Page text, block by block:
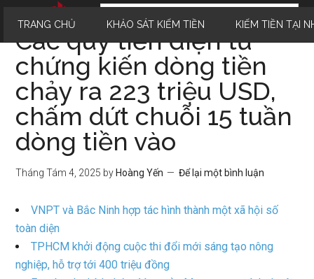
TRANG CHỦ KHẢO SÁT KIẾM TIỀN KIẾM TIỀN TẠI
Các quỹ tiền điện tử
chứng kiến dòng tiền
chảy ra 223 triệu USD,
chấm dứt chuỗi 15 tuần
dòng tiền vào
Tháng Tám 4, 2025 by Hoàng Yến Để lại một bình luận
VNPT và Bắc Ninh hợp tác hình thành một xã hội số
toàn diện
TPHCM khởi động cuộc thi đổi mới sáng tạo nông
nghiệp, hỗ trợ tới 400 triệu đồng